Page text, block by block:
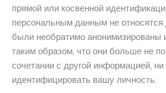
прямой или косвенной
персональным данным не
были необратимо анонимизированы
таким образом, что они больше не
сочетании с другой информацией,
идентифицировать вашу личность.